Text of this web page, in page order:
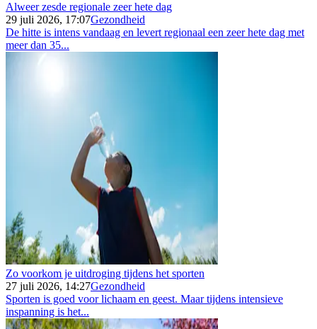
Alweer zesde regionale zeer hete dag
29 juli 2026, 17:07Gezondheid
De hitte is intens vandaag en levert regionaal een zeer hete dag met
meer dan 35...
Zo voorkom je uitdroging tijdens het sporten
27 juli 2026, 14:27Gezondheid
Sporten is goed voor lichaam en geest. Maar tijdens intensieve
inspanning is het...